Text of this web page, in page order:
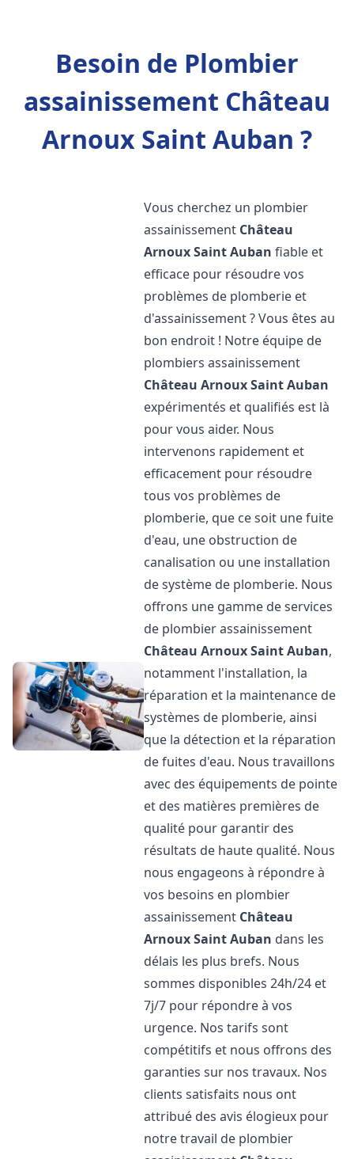
Besoin de Plombier
assainissement Château
Arnoux Saint Auban ?
Vous cherchez un plombier
assainissement Château
Arnoux Saint Auban fiable et
efficace pour résoudre vos
problèmes de plomberie et
d'assainissement ? Vous êtes au
bon endroit ! Notre équipe de
plombiers assainissement
Château Arnoux Saint Auban
expérimentés et qualifiés est là
pour vous aider. Nous
intervenons rapidement et
efficacement pour résoudre
tous vos problèmes de
plomberie, que ce soit une fuite
d'eau, une obstruction de
canalisation ou une installation
de système de plomberie. Nous
offrons une gamme de services
de plombier assainissement
Château Arnoux Saint Auban,
notamment l'installation, la
réparation et la maintenance de
systèmes de plomberie, ainsi
que la détection et la réparation
de fuites d'eau. Nous travaillons
avec des équipements de pointe
et des matières premières de
qualité pour garantir des
résultats de haute qualité. Nous
nous engageons à répondre à
vos besoins en plombier
assainissement Château
Arnoux Saint Auban dans les
délais les plus brefs. Nous
sommes disponibles 24h/24 et
7j/7 pour répondre à vos
urgence. Nos tarifs sont
compétitifs et nous offrons des
garanties sur nos travaux. Nos
clients satisfaits nous ont
attribué des avis élogieux pour
notre travail de plombier